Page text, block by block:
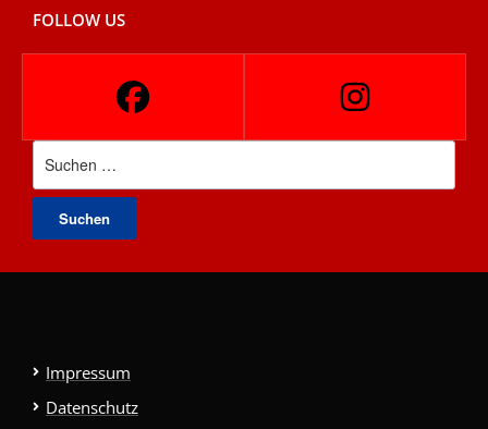
FOLLOW US
nach:
Impressum
Datenschutz